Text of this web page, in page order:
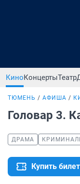
КиноКонцертыТеатр
ТЮМЕНЬ АФИША
Головар 3.
ДРАМА
Купить